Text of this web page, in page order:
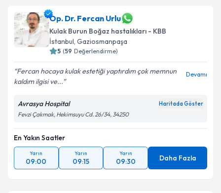
Op. Dr. Fercan Urlu
Kulak Burun Boğaz hastalıkları - KBB
İstanbul, Gaziosmanpaşa
5 (59 Değerlendirme)
Fercan hocaya kulak estetiği yaptırdım çok memnun
kaldım ilgisi ve...
Devamı
Avrasya Hospital Haritada Göster
Fevzi Çakmak, Hekimsuyu Cd. 26/34, 34250
En Yakın Saatler
Yarın
09:00
Yarın
09:15
Yarın
09:30 Daha Fazla